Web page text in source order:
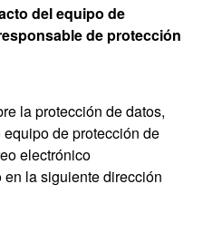
del equipo de
de protección
la protección de datos,
de protección de
electrónico
en la siguiente dirección